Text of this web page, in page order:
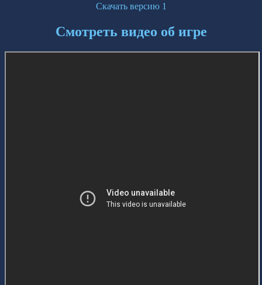
Скачать версию 1
Смотреть видео об игре